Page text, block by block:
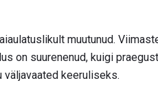
muutunud.
on suurenenud, kuigi
keeruliseks.